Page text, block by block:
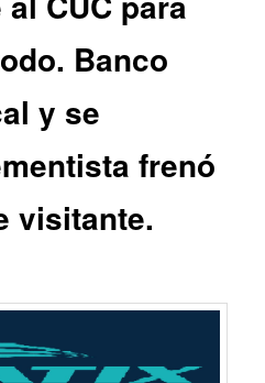
Banco
y se
frenó
visitante.